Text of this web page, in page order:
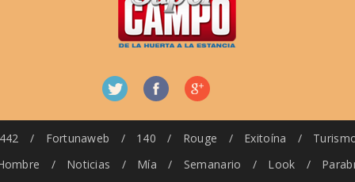
442 / Fortunaweb / 140 / Rouge / Exitoína /
/ Noticias / Mía / Semanario / Look /